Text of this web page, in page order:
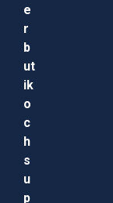
e
r
b
ut
ik
o
c
h
s
u
p